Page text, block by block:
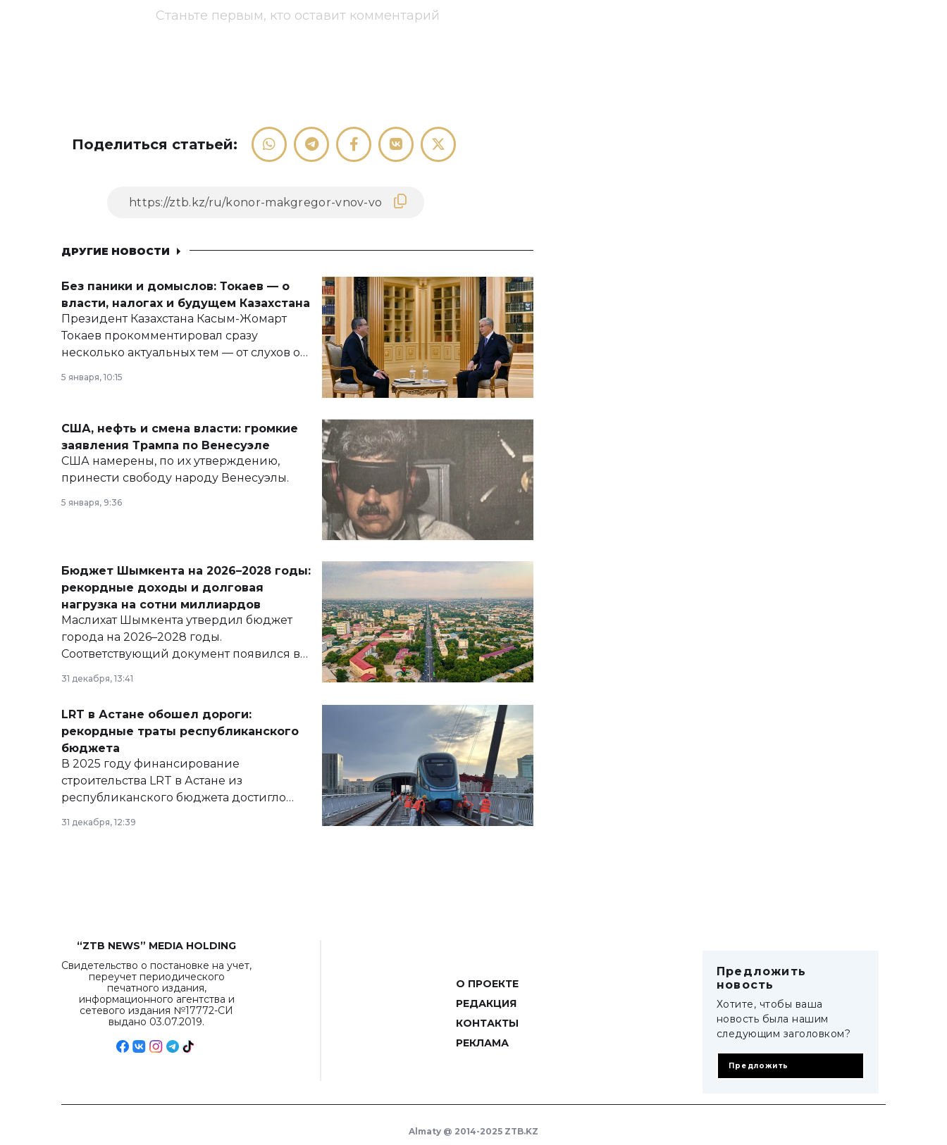
Станьте первым, кто оставит комментарий
Поделиться статьей:
ДРУГИЕ НОВОСТИ
Без паники и домыслов: Токаев — о
власти, налогах и будущем Казахстана
Президент Казахстана Касым-Жомарт
Токаев прокомментировал сразу
несколько актуальных тем — от слухов о
армии, экономики и личного здоровья.
5 января, 10:15
США, нефть и смена власти: громкие
заявления Трампа по Венесуэле
США намерены, по их утверждению,
принести свободу народу Венесуэлы.
5 января, 9:36
Бюджет Шымкента на 2026–2028 годы:
рекордные доходы и долговая
нагрузка на сотни миллиардов
Маслихат Шымкента утвердил бюджет
города на 2026–2028 годы.
Соответствующий документ появился в
базе нормативных правовых актов и на
сайте маслихат города.
31 декабря, 13:41
LRT в Астане обошел дороги:
рекордные траты республиканского
бюджета
В 2025 году финансирование
строительства LRT в Астане из
республиканского бюджета достигло
рекордных объемов.
31 декабря, 12:39
“ZTB NEWS” MEDIA HOLDING
Свидетельство о постановке на учет,
переучет периодического
печатного издания,
информационного агентства и
сетевого издания №17772-СИ
выдано 03.07.2019.
О ПРОЕКТЕ
РЕДАКЦИЯ
КОНТАКТЫ
РЕКЛАМА
Предложить
новость
Хотите, чтобы ваша
новость была нашим
следующим заголовком?
Предложить
Almaty @ 2014-2025 ZTB.KZ